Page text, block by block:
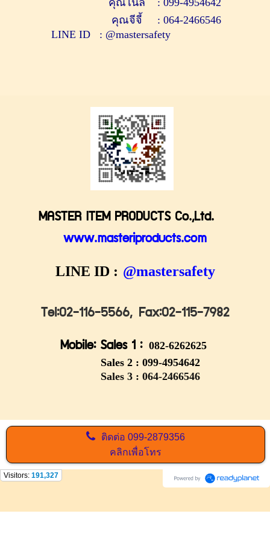
คุณไนล์ : 099-4954642
คุณจีจี้ : 064-2466546
LINE ID : @mastersafety
MASTER ITEM PRODUCTS Co.,Ltd.
www.masteriproducts.com
LINE ID : @mastersafety
Tel:02-116-5566, Fax:02-115-7982
Mobile: Sales 1 : 082-6262625
Sales 2 : 099-4954642
Sales 3 : 064-2466546
ติดต่อ 099-2879356
คลิกเพื่อโทร
Visitors: 191,327